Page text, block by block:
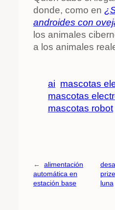
donde, como en
androides con
los animales
a los animales
ai mascotas
mascotas
mascotas robot
←
alimentación
automática en
estación base
luna